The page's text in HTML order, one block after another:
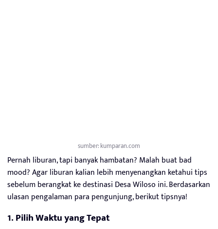
sumber: kumparan.com
Pernah liburan, tapi banyak hambatan? Malah buat bad
mood? Agar liburan kalian lebih menyenangkan ketahui tips
sebelum berangkat ke destinasi Desa Wiloso ini. Berdasarkan
ulasan pengalaman para pengunjung, berikut tipsnya!
1. Pilih Waktu yang Tepat